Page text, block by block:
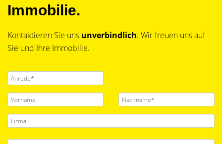
Immobilie.
Kontaktieren Sie uns unverbindlich. Wir freuen uns auf
Sie und Ihre Immobilie.